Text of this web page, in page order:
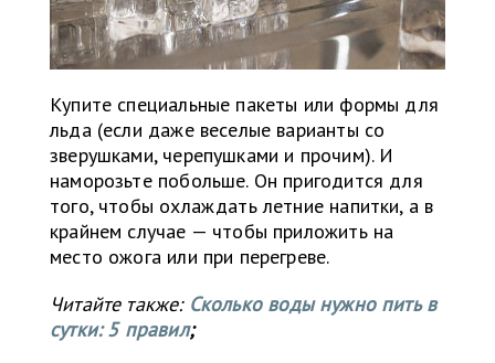
Купите специальные пакеты или формы для
льда (если даже веселые варианты со
зверушками, черепушками и прочим). И
наморозьте побольше. Он пригодится для
того, чтобы охлаждать летние напитки, а в
крайнем случае — чтобы приложить на
место ожога или при перегреве.
Читайте также: Сколько воды нужно пить в
сутки: 5 правил;